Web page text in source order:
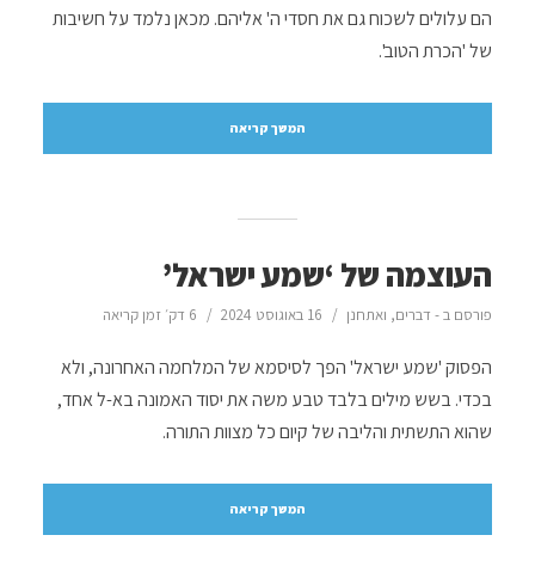
הם עלולים לשכוח גם את חסדי ה' אליהם. מכאן נלמד על חשיבות
של 'הכרת הטוב'.
המשך קריאה
העוצמה של ‘שמע ישראל’
פורסם ב - דברים, ואתחנן 16 באוגוסט 2024 6 דק׳ זמן קריאה
הפסוק 'שמע ישראל' הפך לסיסמא של המלחמה האחרונה, ולא
בכדי. בשש מילים בלבד טבע משה את יסוד האמונה בא-ל אחד,
שהוא התשתית והליבה של קיום כל מצוות התורה.
המשך קריאה